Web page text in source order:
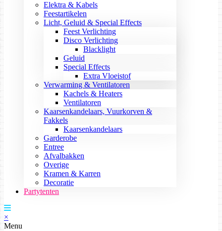
Elektra & Kabels
Feestartikelen
Licht, Geluid & Special Effects
Feest Verlichting
Disco Verlichting
Blacklight
Geluid
Special Effects
Extra Vloeistof
Verwarming & Ventilatoren
Kachels & Heaters
Ventilatoren
Kaarsenkandelaars, Vuurkorven &
Fakkels
Kaarsenkandelaars
Garderobe
Entree
Afvalbakken
Overige
Kramen & Karren
Decoratie
Partytenten
×
Menu